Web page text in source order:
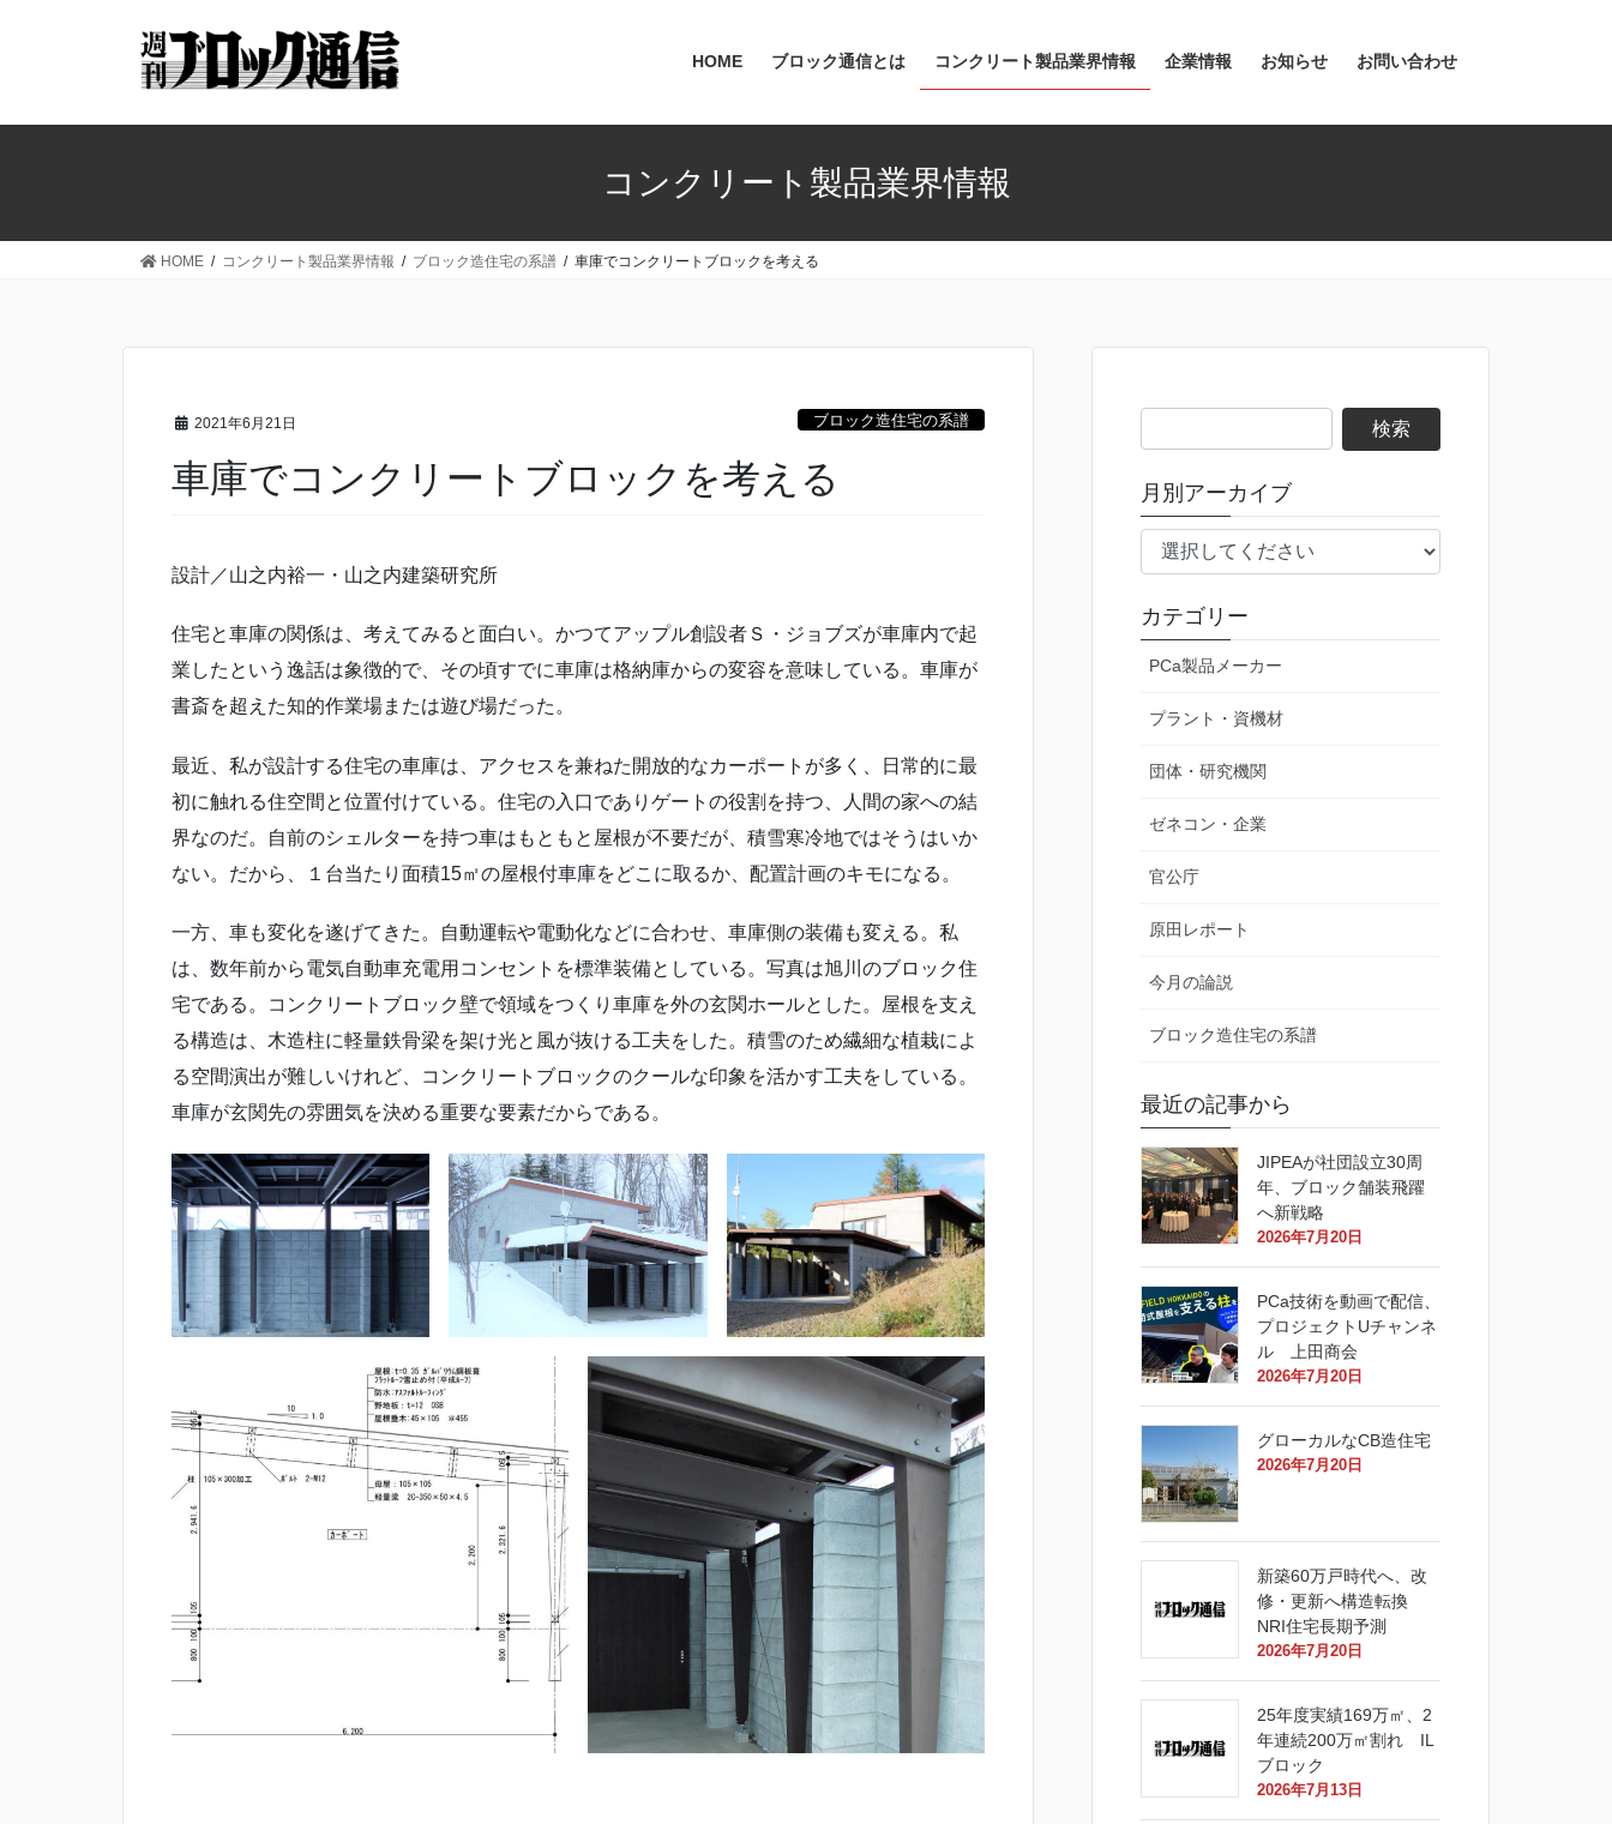
ツ
ッ
シ
移
HOME ブロック通信とは コンクリート製品業界情報 企業情報 お知らせ お問い合わせ
コンクリート製品業界情報
HOME コンクリート製品業界情報 ブロック造住宅の系譜 車庫でコンクリートブロックを考える
2021年6月21日 ブロック造住宅の系譜
車庫でコンクリートブロックを考える
設計／山之内裕一・山之内建築研究所
住宅と車庫の関係は、考えてみると面白い。かつてアップル創設者Ｓ・ジョブズが車庫内で起
業したという逸話は象徴的で、その頃すでに車庫は格納庫からの変容を意味している。車庫が
書斎を超えた知的作業場または遊び場だった。
最近、私が設計する住宅の車庫は、アクセスを兼ねた開放的なカーポートが多く、日常的に最
初に触れる住空間と位置付けている。住宅の入口でありゲートの役割を持つ、人間の家への結
界なのだ。自前のシェルターを持つ車はもともと屋根が不要だが、積雪寒冷地ではそうはいか
ない。だから、１台当たり面積15㎡の屋根付車庫をどこに取るか、配置計画のキモになる。
一方、車も変化を遂げてきた。自動運転や電動化などに合わせ、車庫側の装備も変える。私
は、数年前から電気自動車充電用コンセントを標準装備としている。写真は旭川のブロック住
宅である。コンクリートブロック壁で領域をつくり車庫を外の玄関ホールとした。屋根を支え
る構造は、木造柱に軽量鉄骨梁を架け光と風が抜ける工夫をした。積雪のため繊細な植栽によ
る空間演出が難しいけれど、コンクリートブロックのクールな印象を活かす工夫をしている。
車庫が玄関先の雰囲気を決める重要な要素だからである。
索:
月別アーカイブ
カテゴリー
PCa製品メーカー
プラント・資機材
団体・研究機関
ゼネコン・企業
官公庁
原田レポート
今月の論説
ブロック造住宅の系譜
最近の記事から
JIPEAが社団設立30周
年、ブロック舗装飛躍
へ新戦略
2026年7月20日
PCa技術を動画で配信、
プロジェクトUチャンネ
ル 上田商会
2026年7月20日
グローカルなCB造住宅
2026年7月20日
新築60万戸時代へ、改
修・更新へ構造転換
NRI住宅長期予測
2026年7月20日
25年度実績169万㎡、2
年連続200万㎡割れ IL
ブロック
2026年7月13日